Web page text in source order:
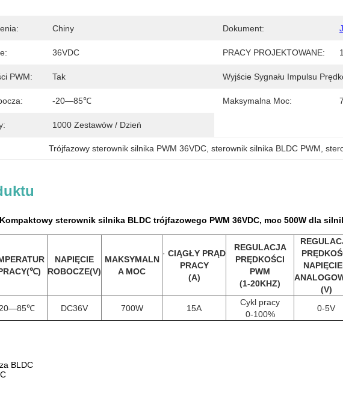
Chiny Dokument:
36VDC PRACY PROJEKTOWANE:
PWM: Tak Wyjście Sygnału Impulsu
-20—85℃ Maksymalna Moc:
1000 Zestawów / Dzień
Trójfazowy sterownik silnika PWM 36VDC , sterownik silnika BLDC PWM ,
Kompaktowy sterownik silnika BLDC trójfazowego PWM 36VDC, moc 500W dla
(℃)
NAPIĘCIE
ROBOCZE(V)
MAKSYMALN
A MOC
· CIĄGŁY PRĄD
PRACY
(A)
REGULACJA
PRĘDKOŚCI
PWM
(1-20KHZ)
(V)
DC36V 700W 15A
Cykl pracy
0-100%
0-5V
BLDC